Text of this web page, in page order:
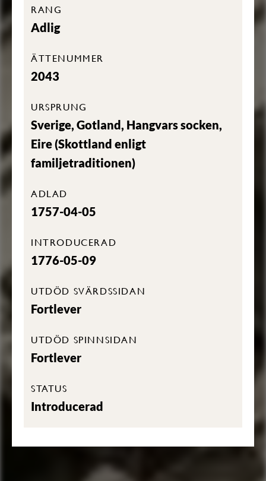
RANG
Adlig
ÄTTENUMMER
2043
URSPRUNG
Sverige, Gotland, Hangvars socken,
Eire (Skottland enligt
familjetraditionen)
ADLAD
1757-04-05
INTRODUCERAD
1776-05-09
UTDÖD SVÄRDSSIDAN
Fortlever
UTDÖD SPINNSIDAN
Fortlever
STATUS
Introducerad